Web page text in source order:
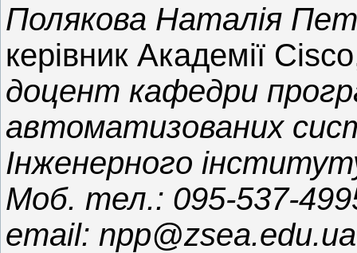
Полякова Наталія
керівник Академії
доцент кафедри
автоматизованих
Інженерного
Моб. тел.: 095-537-
email: npp@zsea.edu.ua